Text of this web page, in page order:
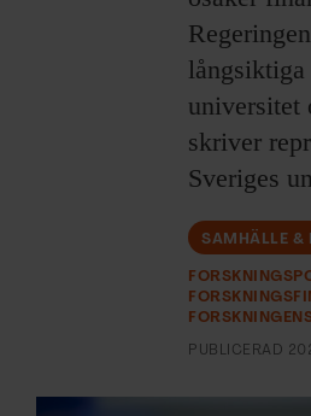
PRENUMERERA PÅ F&F
ANNONSERA I F&F
universitet
skriver
Sveriges
SAMHÄLLE &
PUBLICERAD